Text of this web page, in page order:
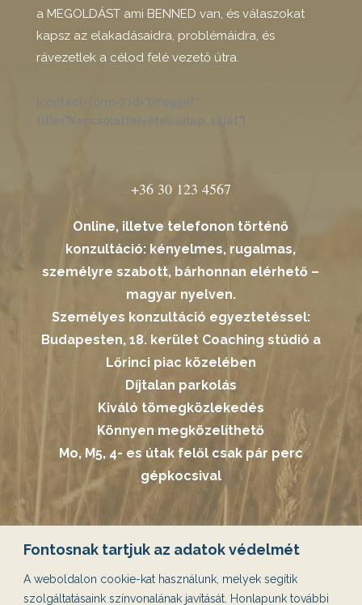
Fontosnak tartjuk az adatok védelmét
A weboldalon cookie-kat használunk, melyek segítik
szolgáltatásaink színvonalának javítását. Honlapunk további
a MEGOLDÁST ami BENNED van, és válaszokat
kapsz az elakadásaidra, problémáidra, és
rávezetlek a célod felé vezető útra.
[contact-form-7 id="b7e95ef"
title="Kapcsolatfelvételi űrlap_saját"]
+36 30 123 4567
Online, illetve telefonon történő
konzultáció: kényelmes, rugalmas,
személyre szabott, bárhonnan elérhető –
magyar nyelven.
Személyes konzultáció egyeztetéssel:
Budapesten, 18. kerület Coaching stúdió a
Lőrinci piac közelében
Díjtalan parkolás
Kiváló tömegközlekedés
Könnyen megközelíthető
Mo, M5, 4- es útak felől csak pár perc
gépkocsival
Lemondó nyilatkozat
Adatkezelési tájékoztató
Általános Szerződési Feltételek